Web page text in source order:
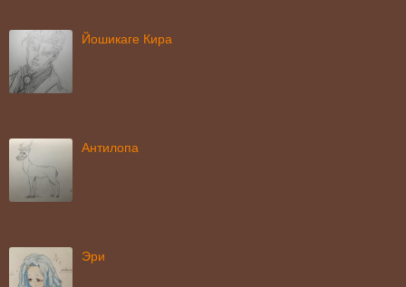
Йошикаге Кира
Антилопа
Эри